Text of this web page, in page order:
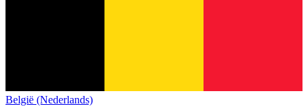
België (Nederlands)